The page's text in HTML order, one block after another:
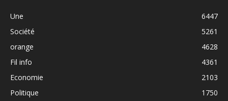
Une
6447
Société
5261
orange
4628
Fil info
4361
Economie
2103
Politique
1750